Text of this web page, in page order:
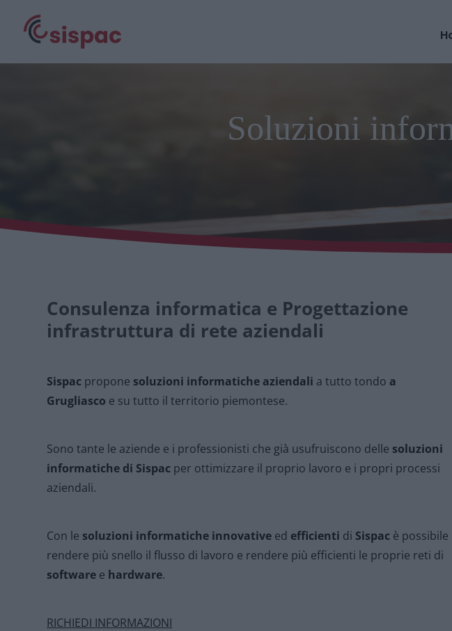
Soluzioni
Consulenza informatica e Progettazione
infrastruttura di rete aziendali
Sispac propone soluzioni informatiche aziendali a tutto tondo a
Grugliasco e su tutto il territorio piemontese.
Sono tante le aziende e i professionisti che già usufruiscono delle soluzioni
informatiche di Sispac per ottimizzare il proprio lavoro e i propri processi
aziendali.
Con le soluzioni informatiche innovative ed efficienti di Sispac è possibile
rendere più snello il flusso di lavoro e rendere più efficienti le proprie reti di
software e hardware.
RICHIEDI INFORMAZIONI